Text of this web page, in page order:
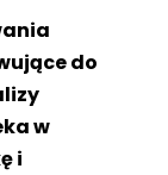
do
w
i